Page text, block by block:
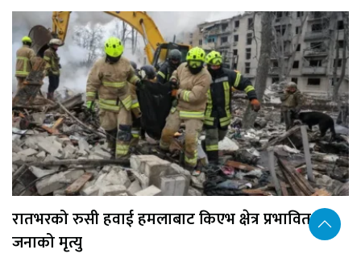
रातभरको रुसी हवाई हमलाबाट किएभ क्षेत्र प्रभावित, १७
जनाको मृत्यु